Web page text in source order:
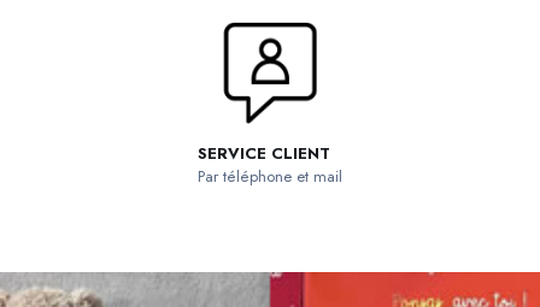
SERVICE CLIENT
Par téléphone et mail